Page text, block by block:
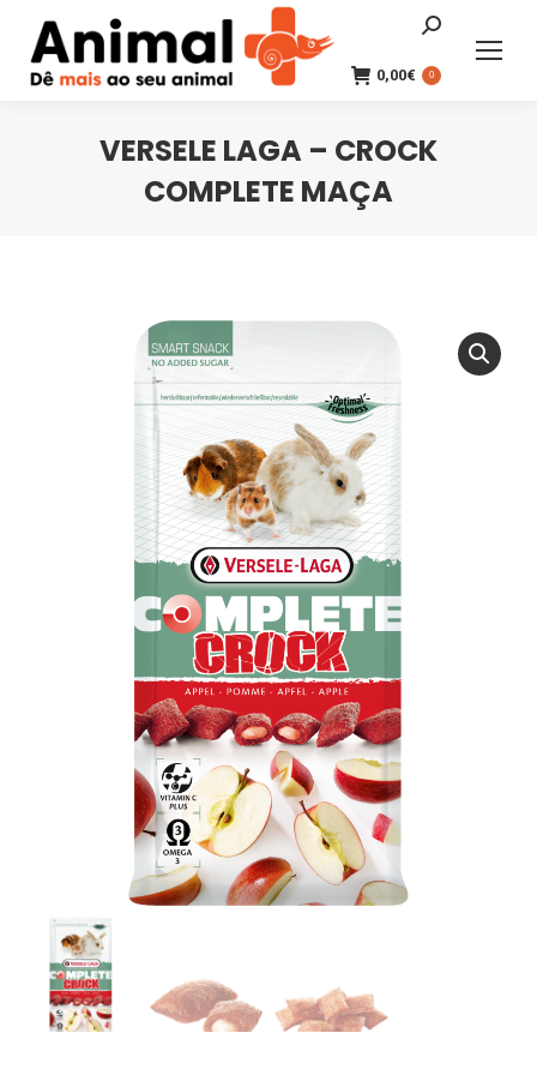
Search:
0,00€ 0
VERSELE LAGA – CROCK
COMPLETE MAÇA